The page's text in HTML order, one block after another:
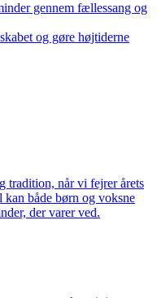
gennem fællessang og
og gøre højtiderne
tradition, når vi fejrer årets
både børn og voksne
der varer ved.